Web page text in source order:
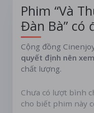
Phim “Và
Đàn Bà” có
Cộng đồng
quyết định nên
chất lượng.
Chưa có lượt bình
cho biết phim này